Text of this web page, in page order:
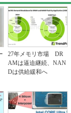
27年メモリ市場 DR
AMは逼迫継続、NAN
Dは供給緩和へ